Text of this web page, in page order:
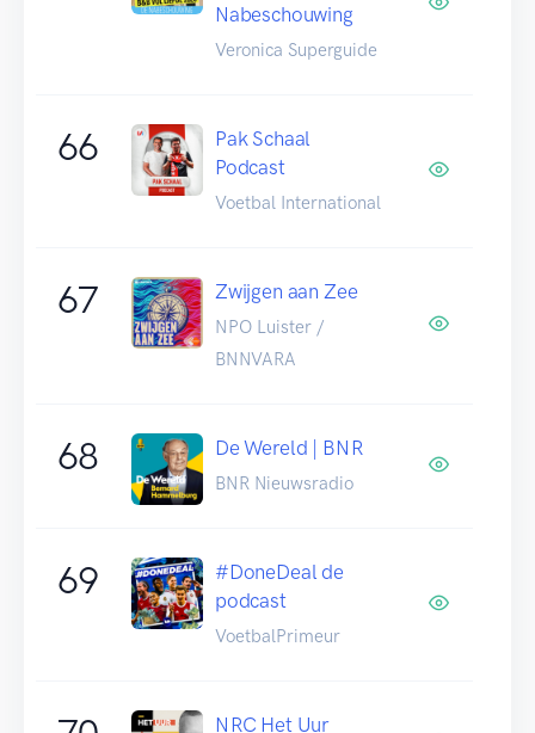
Nabeschouwing
Veronica Superguide
66
Pak Schaal
Podcast
Voetbal International
67 Zwijgen aan Zee
NPO Luister /
BNNVARA
68 De Wereld | BNR
BNR Nieuwsradio
69
#DoneDeal de
podcast
VoetbalPrimeur
NRC Het Uur